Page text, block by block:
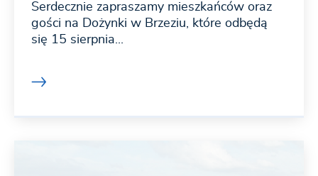
Serdecznie zapraszamy mieszkańców oraz
gości na Dożynki w Brzeziu, które odbędą
się 15 sierpnia...